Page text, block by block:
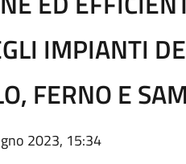
IMPIANTI
FERNO E
2023, 15:34